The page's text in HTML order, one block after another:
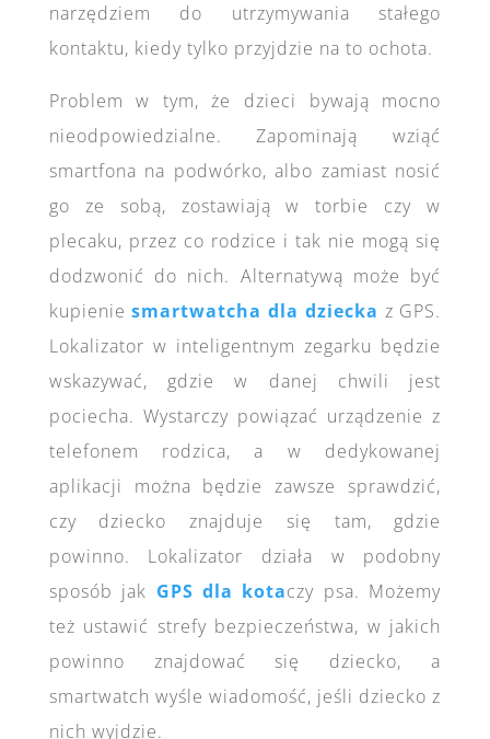
narzędziem do utrzymywania stałego
kontaktu, kiedy tylko przyjdzie na to ochota.
Problem w tym, że dzieci bywają mocno
nieodpowiedzialne. Zapominają wziąć
smartfona na podwórko, albo zamiast nosić
go ze sobą, zostawiają w torbie czy w
plecaku, przez co rodzice i tak nie mogą się
dodzwonić do nich. Alternatywą może być
kupieniesmartwatcha dla dziecka z GPS.
Lokalizator w inteligentnym zegarku będzie
wskazywać, gdzie w danej chwili jest
pociecha. Wystarczy powiązać urządzenie z
telefonem rodzica, a w dedykowanej
aplikacji można będzie zawsze sprawdzić,
czy dziecko znajduje się tam, gdzie
powinno. Lokalizator działa w podobny
sposób jak GPS dla kotaczy psa. Możemy
też ustawić strefy bezpieczeństwa, w jakich
powinno znajdować się dziecko, a
smartwatch wyśle wiadomość, jeśli dziecko z
nich wyjdzie.